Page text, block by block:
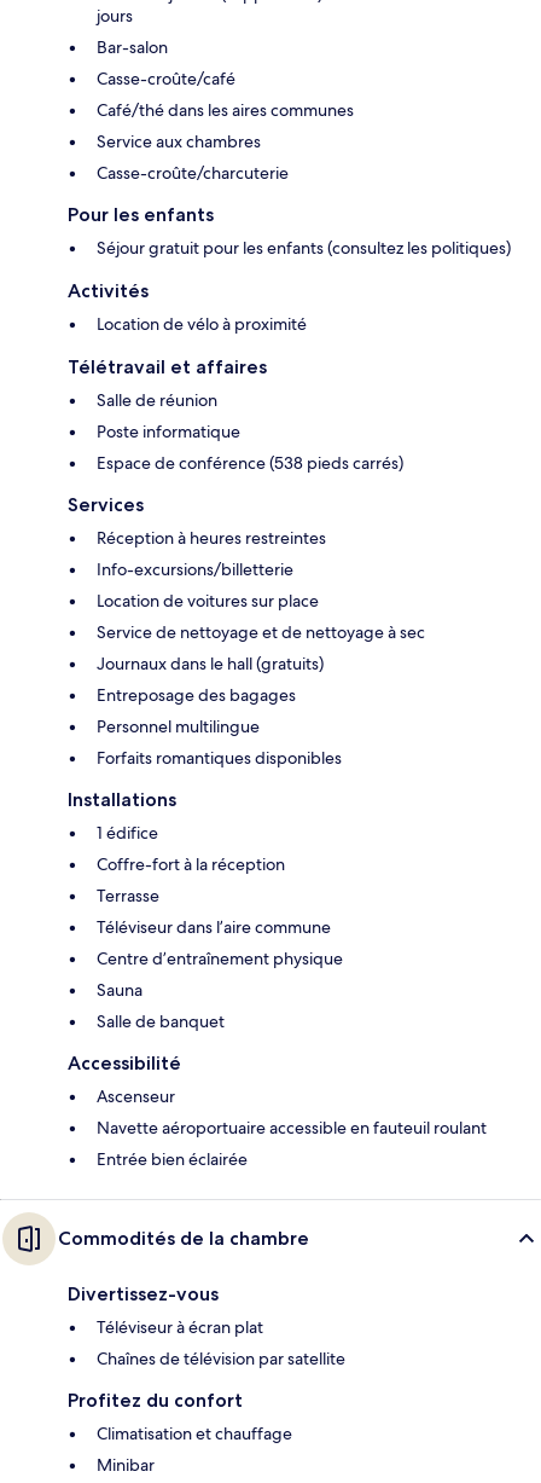
jours
Bar-salon
Casse-croûte/café
Café/thé dans les aires communes
Service aux chambres
Casse-croûte/charcuterie
Pour les enfants
Séjour gratuit pour les enfants (consultez les politiques)
Activités
Location de vélo à proximité
Télétravail et affaires
Salle de réunion
Poste informatique
Espace de conférence (538 pieds carrés)
Services
Réception à heures restreintes
Info-excursions/billetterie
Location de voitures sur place
Service de nettoyage et de nettoyage à sec
Journaux dans le hall (gratuits)
Entreposage des bagages
Personnel multilingue
Forfaits romantiques disponibles
Installations
1 édifice
Coffre-fort à la réception
Terrasse
Téléviseur dans l’aire commune
Centre d’entraînement physique
Sauna
Salle de banquet
Accessibilité
Ascenseur
Navette aéroportuaire accessible en fauteuil roulant
Entrée bien éclairée
Commodités de la chambre
Divertissez-vous
Téléviseur à écran plat
Chaînes de télévision par satellite
Profitez du confort
Climatisation et chauffage
Minibar